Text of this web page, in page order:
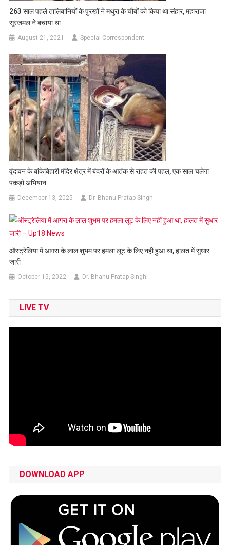
263 साल पहले तालिबानियों के पुरखों ने मथुरा के चौबों को किया था संहार, महाराजा
सूरजमल ने बचाया था
August 21, 2021 Special Correspondent
वृंदावन के बांकेबिहारी मंदिर क्षेत्र में बंदरों के आतंक से राहत की पहल, एक साल चलेगा
पकड़ो अभियान
December 13, 2025 Dr. Bhanu Pratap Singh
ऑस्ट्रेलिया में आगरा के लाल शुभम पर हमला लूट के लिए नहीं हुआ था, हालत में सुधार
जारी
October 15, 2022 Dr. Bhanu Pratap Singh
LIVE TV
DOWNLOAD APP